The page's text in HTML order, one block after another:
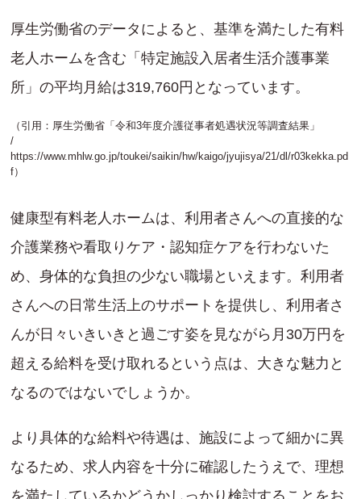
厚生労働省のデータによると、基準を満たした有料
老人ホームを含む「特定施設入居者生活介護事業
所」の平均月給は319,760円となっています。
（引用：厚生労働省「令和3年度介護従事者処遇状況等調査結果」
/
https://www.mhlw.go.jp/toukei/saikin/hw/kaigo/jyujisya/21/dl/r03kekka.pd
f）
健康型有料老人ホームは、利用者さんへの直接的な
介護業務や看取りケア・認知症ケアを行わないた
め、身体的な負担の少ない職場といえます。利用者
さんへの日常生活上のサポートを提供し、利用者さ
んが日々いきいきと過ごす姿を見ながら月30万円を
超える給料を受け取れるという点は、大きな魅力と
なるのではないでしょうか。
より具体的な給料や待遇は、施設によって細かに異
なるため、求人内容を十分に確認したうえで、理想
を満たしているかどうかしっかり検討することをお